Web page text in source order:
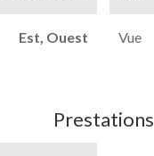
Est, Ouest Vue
Prestations